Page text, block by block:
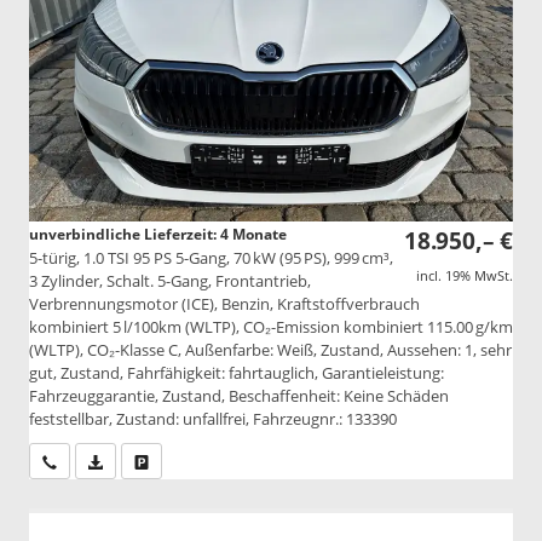
18.950,– €
incl. 19% MwSt.
unverbindliche Lieferzeit:4 Monate
5-türig, 1.0 TSI 95 PS 5-Gang, 70 kW (95 PS), 999 cm³,
3 Zylinder, Schalt. 5-Gang, Frontantrieb,
Verbrennungsmotor (ICE), Benzin, Kraftstoffverbrauch
kombiniert 5 l/100km (WLTP), CO₂-Emission kombiniert 115.00 g/km
(WLTP), CO₂-Klasse C, Außenfarbe: Weiß, Zustand, Aussehen: 1, sehr
gut, Zustand, Fahrfähigkeit: fahrtauglich, Garantieleistung:
Fahrzeuggarantie, Zustand, Beschaffenheit: Keine Schäden
feststellbar, Zustand: unfallfrei, Fahrzeugnr.: 133390
Wir rufen Sie anPDF-Datei, Fahrzeugexposé drucken